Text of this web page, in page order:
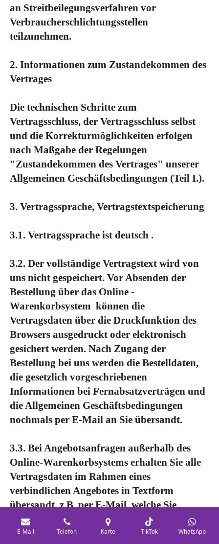
an Streitbeilegungsverfahren vor
Verbraucherschlichtungsstellen
teilzunehmen.
2. Informationen zum Zustandekommen des
Vertrages
Die technischen Schritte zum
Vertragsschluss, der Vertragsschluss selbst
und die Korrekturmöglichkeiten erfolgen
nach Maßgabe der Regelungen
"Zustandekommen des Vertrages" unserer
Allgemeinen Geschäftsbedingungen (Teil I.).
3. Vertragssprache, Vertragstextspeicherung
3.1. Vertragssprache ist deutsch .
3.2. Der vollständige Vertragstext wird von
uns nicht gespeichert. Vor Absenden der
Bestellung über das Online -
Warenkorbsystem können die
Vertragsdaten über die Druckfunktion des
Browsers ausgedruckt oder elektronisch
gesichert werden. Nach Zugang der
Bestellung bei uns werden die Bestelldaten,
die gesetzlich vorgeschriebenen
Informationen bei Fernabsatzverträgen und
die Allgemeinen Geschäftsbedingungen
nochmals per E-Mail an Sie übersandt.
3.3. Bei Angebotsanfragen außerhalb des
Online-Warenkorbsystems erhalten Sie alle
Vertragsdaten im Rahmen eines
verbindlichen Angebotes in Textform
übersandt, z.B. per E-Mail, welche Sie
ausdrucken oder elektronisch sichern
können.
E-Mail Telefon Karte TikTok WhatsApp